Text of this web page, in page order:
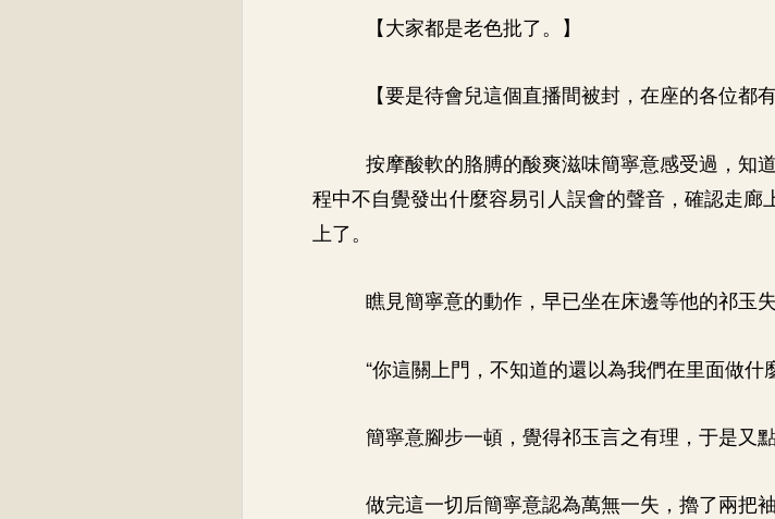
【大家都是老色批了。】
【要是待會兒這個直播間被封，在座的各位都
按摩酸軟的胳膊的酸爽滋味簡寧意感受過，知
程中不自覺發出什麼容易引人誤會的聲音，確認走
上了。
瞧見簡寧意的動作，早已坐在床邊等他的祁玉
“你這關上門，不知道的還以為我們在里面做什
簡寧意腳步一頓，覺得祁玉言之有理，于是又
做完這一切后簡寧意認為萬無一失，擼了兩把